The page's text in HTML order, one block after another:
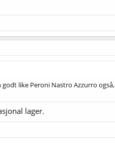
like Peroni Nastro Azzurro
lager.